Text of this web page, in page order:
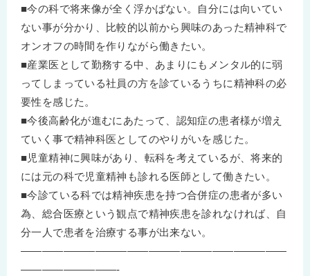
■今の科で将来像が全く浮かばない。自分には向いてい
ない事が分かり、比較的以前から興味のあった精神科で
オンオフの時間を作りながら働きたい。
■産業医として勤務する中、あまりにもメンタル的に弱
ってしまっている社員の方を診ているうちに精神科の必
要性を感じた。
■今後高齢化が進むにあたって、認知症の患者様が増え
ていく事で精神科医としてのやりがいを感じた。
■児童精神に興味があり、転科を考えているが、将来的
には元の科で児童精神も診れる医師として働きたい。
■今診ている科では精神疾患を持つ合併症の患者が多い
為、総合医療という観点で精神疾患を診れなければ、自
分一人で患者を治療する事が出来ない。
—————————————————————————
—————————-